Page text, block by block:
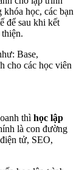
học, các bạn
để sau khi kết
Base,
cho các học viên
thì học lập
là con đường
tử, SEO,